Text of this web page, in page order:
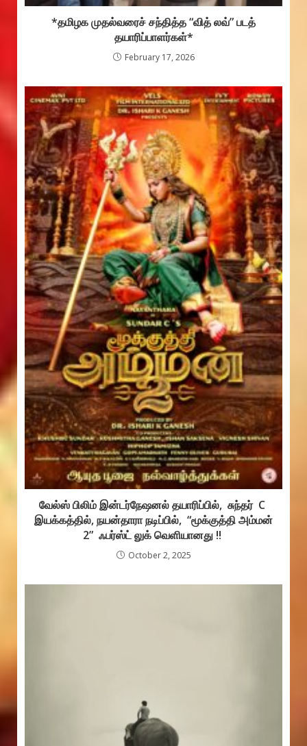
*தமிழக முதல்வரைச் சந்தித்த “வித் லவ்” படத்
தயாரிப்பாளர்கள்*
February 17, 2026
வேல்ஸ் பிலிம் இன்டர்நேஷனல் தயாரிப்பில், சுந்தர் C
இயக்கத்தில், நயன்தாரா நடிப்பில், “மூக்குத்தி அம்மன்
2” ஃபர்ஸ்ட் லுக் வெளியானது !!
October 2, 2025